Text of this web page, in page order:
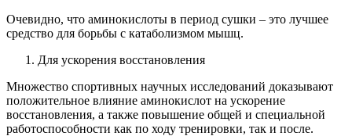
Очевидно, что аминокислоты в период сушки – это лучшее
средство для борьбы с катаболизмом мышц.
Для ускорения восстановления
Множество спортивных научных исследований доказывают
положительное влияние аминокислот на ускорение
восстановления, а также повышение общей и специальной
работоспособности как по ходу тренировки, так и после.